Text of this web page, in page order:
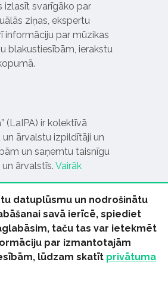
izlasīt svarīgāko par
ziņas, ekspertu
informāciju par mūzikas
blakustiesībām, ierakstu
(LaIPA) ir kolektīvā
ārvalstu izpildītāji un
un saņemtu taisnīgu
ārvalstīs. Vairāk
datuplūsmu un nodrošinātu
savā ierīcē, spiediet
taču tas var ietekmēt
par izmantotajām
lūdzam skatīt privātuma